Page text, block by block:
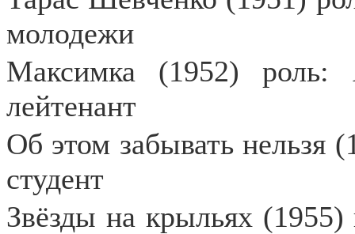
молодежи
Максимка (1952) роль:
лейтенант
Об этом забывать нельзя
студент
Звёзды на крыльях (1955)